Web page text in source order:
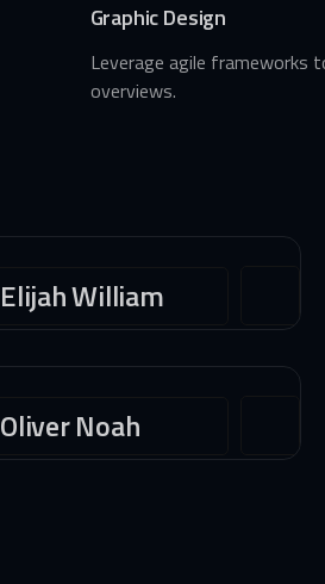
Graphic Design
Leverage agile frameworks
overviews.
Elijah William
Oliver Noah